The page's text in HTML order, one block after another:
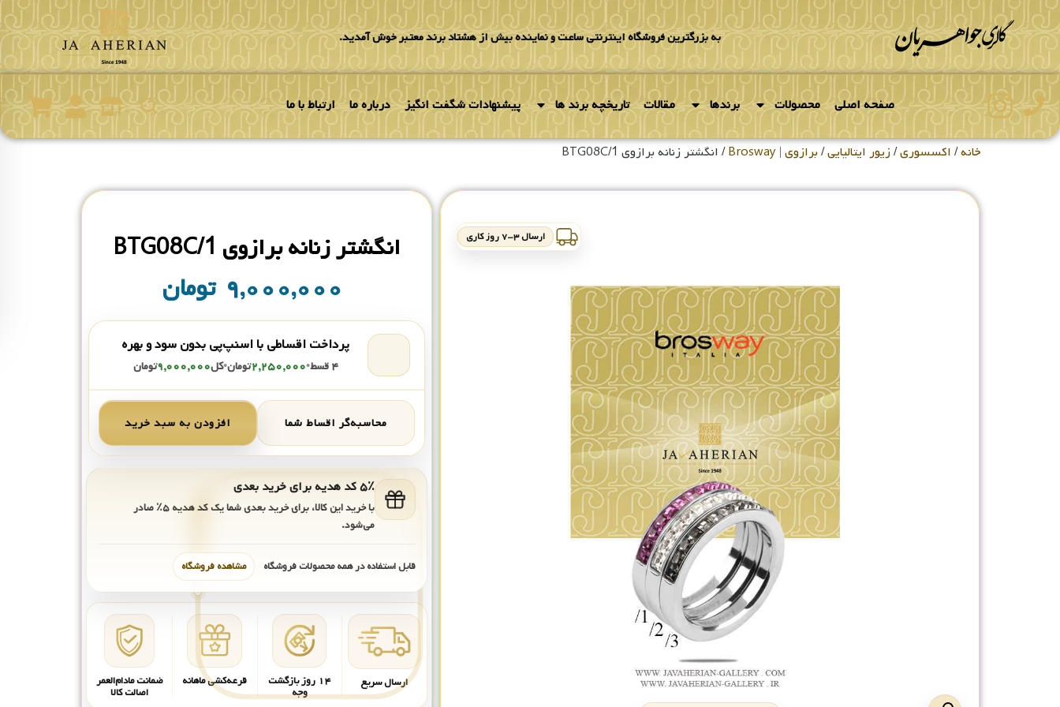
به بزرگترین فروشگاه اینترنتی ساعت و نماینده بیش از هشتاد برند معتبر خوش آمدید.
صفحه اصلی محصولات برندها مقالات تاریخچه برند ها پیشنهادات شگفت انگیز درباره ما ارتباط با ما
خانه/ اکسسوری/زیور ایتالیایی/برازوی | Brosway / انگشتر زنانه برازوی BTG08C/1
ارسال ۳-۷ روز کاری انگشتر زنانه برازوی BTG08C/1
۹,۰۰۰,۰۰۰ تومان
پرداخت اقساطی با اسنپ‌پی بدون سود و بهره
۴ قسط •۲,۲۵۰,۰۰۰تومان•کل۹,۰۰۰,۰۰۰تومان
محاسبه‌گر اقساط شما افزودن به سبد خرید
۵٪ کد هدیه برای خرید بعدی
با خرید این کالا، برای خرید بعدی شما یک کد هدیه۵٪ صادر
می‌شود.
قابل استفاده در همه محصولات فروشگاه مشاهده فروشگاه
ارسال سریع ۱۴ روز بازگشت
وجه
قرعه‌کشی ماهانه ضمانت مادام‌العمر
اصالت کالا